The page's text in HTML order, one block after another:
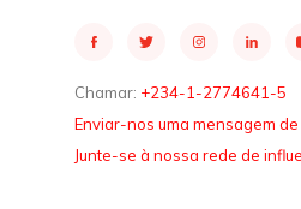
Chamar: +234-1-2774641-5
Enviar-nos uma mensagem
Junte-se à nossa rede de